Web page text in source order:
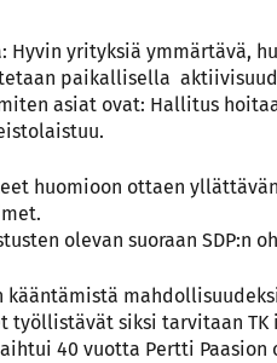
yrityksiä ymmärtävä,
paikallisella
asiat ovat: Hallitus
huomioon ottaen
olevan suoraan SDP:n
työllistävät siksi tarvitaan TK
40 vuotta Pertti Paasion